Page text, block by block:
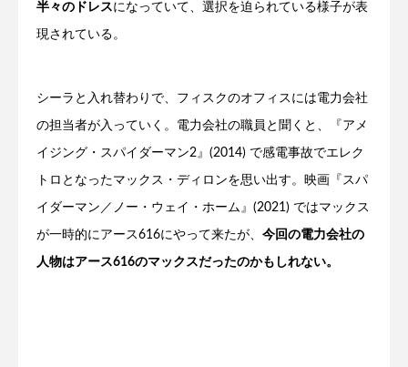
半々のドレスになっていて、選択を迫られている様子が表
現されている。
シーラと入れ替わりで、フィスクのオフィスには電力会社
の担当者が入っていく。電力会社の職員と聞くと、『アメ
イジング・スパイダーマン2』(2014) で感電事故でエレク
トロとなったマックス・ディロンを思い出す。映画『スパ
イダーマン／ノー・ウェイ・ホーム』(2021) ではマックス
が一時的にアース616にやって来たが、 今回の電力会社の
人物はアース616のマックスだったのかもしれない。